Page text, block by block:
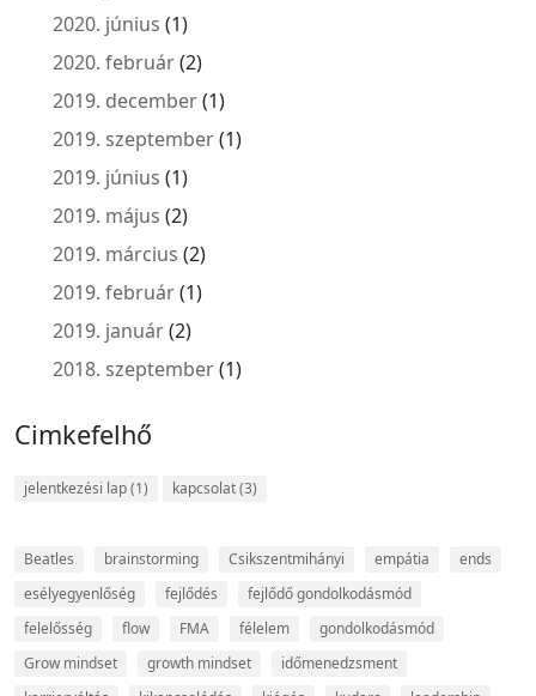
2020. június (1)
2020. február(2)
2019. december(1)
2019. szeptember(1)
2019. június (1)
2019. május (2)
2019. március (2)
2019. február(1)
2019. január(2)
2018. szeptember(1)
Cimkefelhő
jelentkezési lap(1) kapcsolat(3)
Beatles brainstorming Csikszentmihányi empátia
ends
esélyegyenlőség
fejlődés
fejlődő gondolkodásmód
felelősség
flow FMA félelem
gondolkodásmód
Grow mindset
growth mindset
időmenedzsment